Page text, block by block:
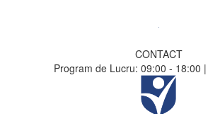
CONTACT
Program de Lucru: 09:00 - 18:00